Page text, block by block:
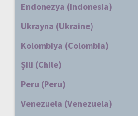
Endonezya (Indonesia)
Ukrayna (Ukraine)
Kolombiya (Colombia)
Şili (Chile)
Peru (Peru)
Venezuela (Venezuela)